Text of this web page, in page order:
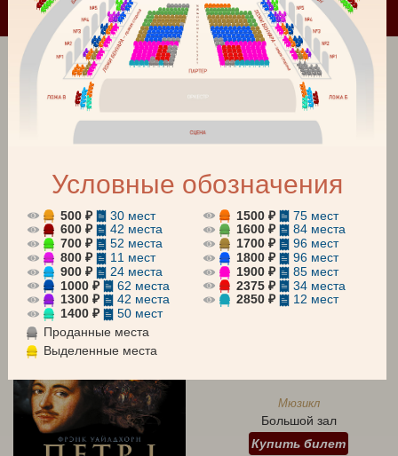
АБОНЕМЕНТЫ Оперетта Мюзикл
Для детей Концерт
август 2026 сентябрь 2026 октябрь 2026
Мюзикл
Большой зал
Купить билет
Условные обозначения
500 ₽
30 мест
600 ₽
42 места
700 ₽
52 места
800 ₽
11 мест
900 ₽
24 места
1000 ₽
62 места
1300 ₽
42 места
1400 ₽
50 мест
1500 ₽
75 мест
1600 ₽
84 места
1700 ₽
96 мест
1800 ₽
96 мест
1900 ₽
85 мест
2375 ₽
34 места
2850 ₽
12 мест
Проданные места
Выделенные места